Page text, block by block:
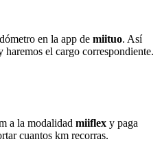
en la app de miituo. Así
haremos el cargo correspondiente.
a la modalidad miiflex y paga
cuantos km recorras.